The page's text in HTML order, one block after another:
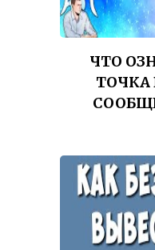
ЧТО
ТОЧКА